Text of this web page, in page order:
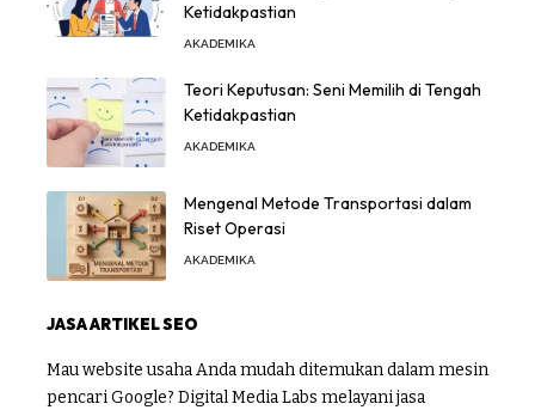
Ketidakpastian
AKADEMIKA
Teori Keputusan: Seni Memilih di Tengah
Ketidakpastian
AKADEMIKA
Mengenal Metode Transportasi dalam
Riset Operasi
AKADEMIKA
JASA ARTIKEL SEO
Mau website usaha Anda mudah ditemukan dalam mesin
pencari Google? Digital Media Labs melayani jasa